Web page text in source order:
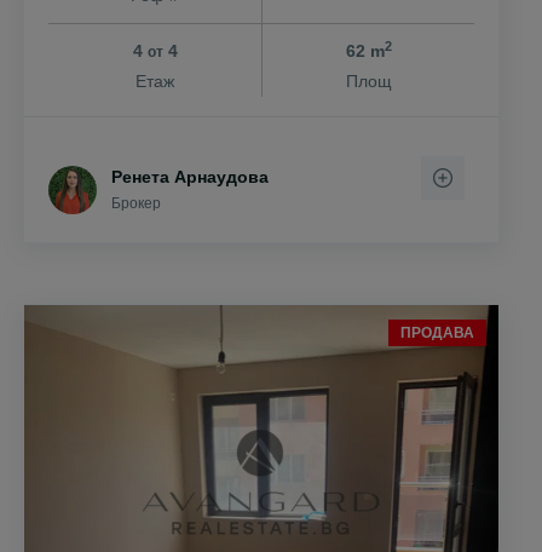
4 от4
Етаж
62 m2
Площ
Ренета Арнаудова
Брокер
ПРОДАВА